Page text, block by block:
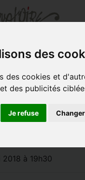
des
des cookies et
des publicités
Je refuse
AU
à 19h30